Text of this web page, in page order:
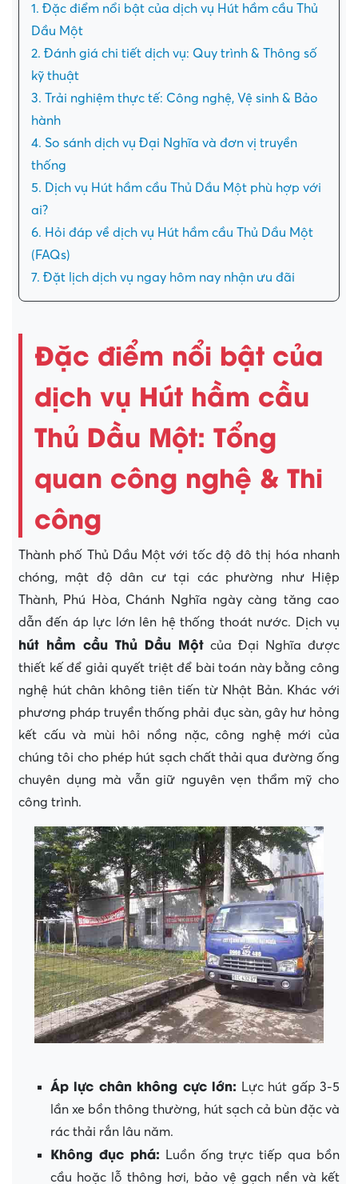
1. Đặc điểm nổi bật của dịch vụ Hút hầm cầu Thủ
Dầu Một
2. Đánh giá chi tiết dịch vụ: Quy trình & Thông số
kỹ thuật
3. Trải nghiệm thực tế: Công nghệ, Vệ sinh & Bảo
hành
4. So sánh dịch vụ Đại Nghĩa và đơn vị truyền
thống
5. Dịch vụ Hút hầm cầu Thủ Dầu Một phù hợp với
ai?
6. Hỏi đáp về dịch vụ Hút hầm cầu Thủ Dầu Một
(FAQs)
7. Đặt lịch dịch vụ ngay hôm nay nhận ưu đãi
Đặc điểm nổi bật của
dịch vụ Hút hầm cầu
Thủ Dầu Một: Tổng
quan công nghệ & Thi
công
Thành phố Thủ Dầu Một với tốc độ đô thị hóa nhanh
chóng, mật độ dân cư tại các phường như Hiệp
Thành, Phú Hòa, Chánh Nghĩa ngày càng tăng cao
dẫn đến áp lực lớn lên hệ thống thoát nước. Dịch vụ
hút hầm cầu Thủ Dầu Một của Đại Nghĩa được
thiết kế để giải quyết triệt để bài toán này bằng công
nghệ hút chân không tiên tiến từ Nhật Bản. Khác với
phương pháp truyền thống phải đục sàn, gây hư hỏng
kết cấu và mùi hôi nồng nặc, công nghệ mới của
chúng tôi cho phép hút sạch chất thải qua đường ống
chuyên dụng mà vẫn giữ nguyên vẹn thẩm mỹ cho
công trình.
Áp lực chân không cực lớn: Lực hút gấp 3-5
lần xe bồn thông thường, hút sạch cả bùn đặc và
rác thải rắn lâu năm.
Không đục phá: Luồn ống trực tiếp qua bồn
cầu hoặc lỗ thông hơi, bảo vệ gạch nền và kết